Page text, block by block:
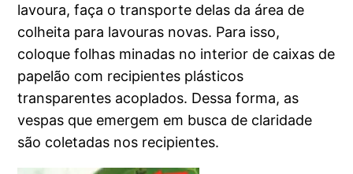
lavoura, faça o transporte delas da área de
colheita para lavouras novas. Para isso,
coloque folhas minadas no interior de caixas de
papelão com recipientes plásticos
transparentes acoplados. Dessa forma, as
vespas que emergem em busca de claridade
são coletadas nos recipientes.